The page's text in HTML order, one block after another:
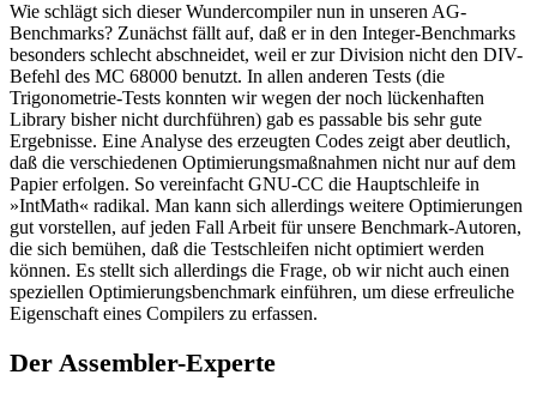
Wie schlägt sich dieser Wundercompiler nun in unseren AG-
Benchmarks? Zunächst fällt auf, daß er in den Integer-Benchmarks
besonders schlecht abschneidet, weil er zur Division nicht den DIV-
Befehl des MC 68000 benutzt. In allen anderen Tests (die
Trigonometrie-Tests konnten wir wegen der noch lückenhaften
Library bisher nicht durchführen) gab es passable bis sehr gute
Ergebnisse. Eine Analyse des erzeugten Codes zeigt aber deutlich,
daß die verschiedenen Optimierungsmaßnahmen nicht nur auf dem
Papier erfolgen. So vereinfacht GNU-CC die Hauptschleife in
»IntMath« radikal. Man kann sich allerdings weitere Optimierungen
gut vorstellen, auf jeden Fall Arbeit für unsere Benchmark-Autoren,
die sich bemühen, daß die Testschleifen nicht optimiert werden
können. Es stellt sich allerdings die Frage, ob wir nicht auch einen
speziellen Optimierungsbenchmark einführen, um diese erfreuliche
Eigenschaft eines Compilers zu erfassen.
Der Assembler-Experte